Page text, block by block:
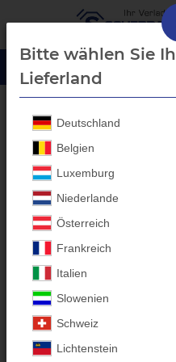
Debon
Debon
Anhänger
Individuelle
alle Anhänger-
Entdecken Sie die Kategorie
Aufbauten bei Scherr
Bitte wählen Sie
Lieferland
Deutschland
Belgien
Luxemburg
Niederlande
Österreich
Frankreich
Italien
Slowenien
Schweiz
Lichtenstein